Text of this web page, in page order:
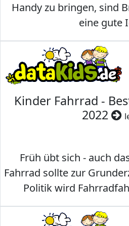
Handy zu bringen, sind
eine gute
Kinder Fahrrad -
2022
Früh übt sich - auch
Fahrrad sollte zur
Politik wird